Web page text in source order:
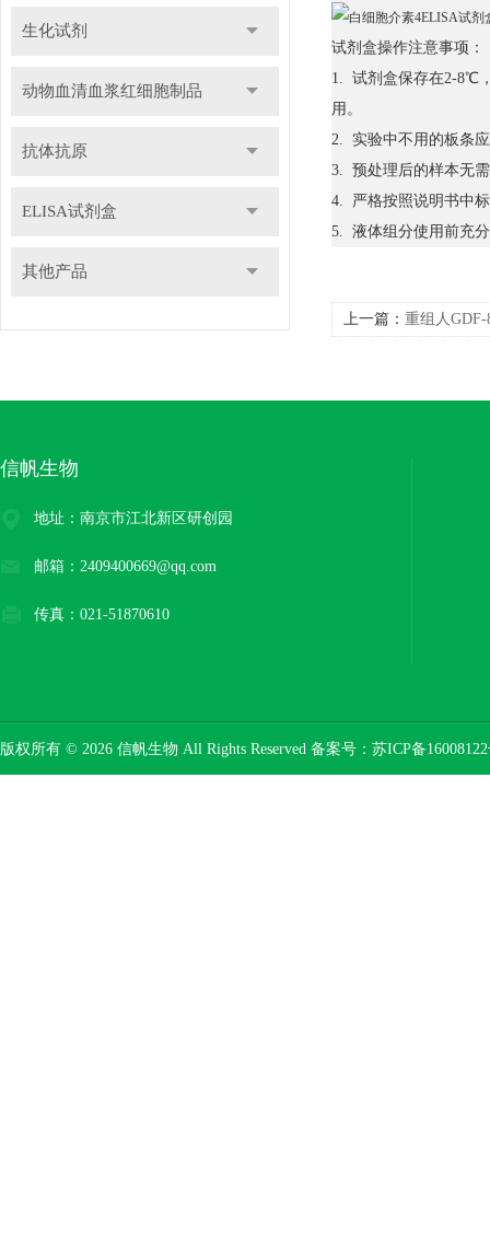
生化试剂
动物血清血浆红细胞制品
抗体抗原
ELISA试剂盒
其他产品
试剂盒操作注意事项：
1. 试剂盒保存在2-8℃
用。
2. 实验中不用的板条
3. 预处理后的样本无
4. 严格按照说明书中
5. 液体组分使用前充
上一篇： 重组人
信帆生物
地址：南京市江北新区研创园
邮箱：2409400669@qq.com
传真：021-51870610
版权所有 © 2026 信帆生物 All Rights Reserved 备案号： 苏ICP备